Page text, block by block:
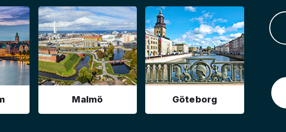
Malmö Göteborg